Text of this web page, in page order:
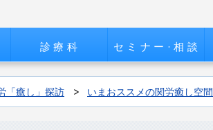
診療科 セミナー·相談
「癒し」探訪 いまおススメの関労癒し空間